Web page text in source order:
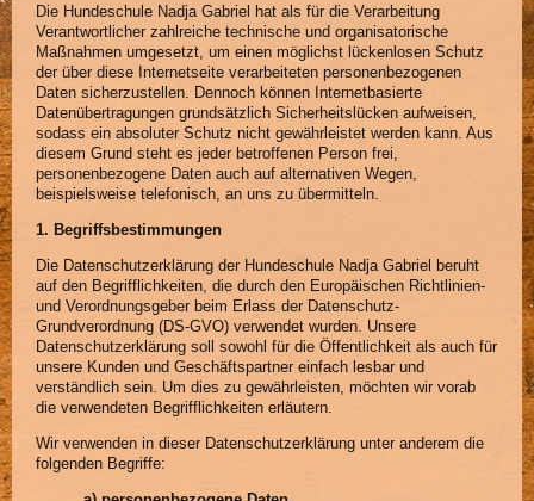
Die Hundeschule Nadja Gabriel hat als für die Verarbeitung
Verantwortlicher zahlreiche technische und organisatorische
Maßnahmen umgesetzt, um einen möglichst lückenlosen Schutz
der über diese Internetseite verarbeiteten personenbezogenen
Daten sicherzustellen. Dennoch können Internetbasierte
Datenübertragungen grundsätzlich Sicherheitslücken aufweisen,
sodass ein absoluter Schutz nicht gewährleistet werden kann. Aus
diesem Grund steht es jeder betroffenen Person frei,
personenbezogene Daten auch auf alternativen Wegen,
beispielsweise telefonisch, an uns zu übermitteln.
1. Begriffsbestimmungen
Die Datenschutzerklärung der Hundeschule Nadja Gabriel beruht
auf den Begrifflichkeiten, die durch den Europäischen Richtlinien-
und Verordnungsgeber beim Erlass der Datenschutz-
Grundverordnung (DS-GVO) verwendet wurden. Unsere
Datenschutzerklärung soll sowohl für die Öffentlichkeit als auch für
unsere Kunden und Geschäftspartner einfach lesbar und
verständlich sein. Um dies zu gewährleisten, möchten wir vorab
die verwendeten Begrifflichkeiten erläutern.
Wir verwenden in dieser Datenschutzerklärung unter anderem die
folgenden Begriffe: